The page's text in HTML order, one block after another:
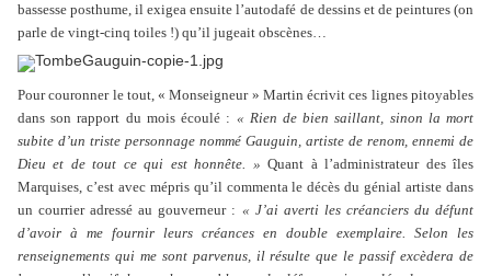
bassesse posthume, il exigea ensuite l’autodafé de dessins et de peintures (on
parle de vingt-cinq toiles !) qu’il jugeait obscènes…
Pour couronner le tout, « Monseigneur » Martin écrivit ces lignes pitoyables
dans son rapport du mois écoulé : « Rien de bien saillant, sinon la mort
subite d’un triste personnage nommé Gauguin, artiste de renom, ennemi de
Dieu et de tout ce qui est honnête. » Quant à l’administrateur des îles
Marquises, c’est avec mépris qu’il commenta le décès du génial artiste dans
un courrier adressé au gouverneur : « J’ai averti les créanciers du défunt
d’avoir à me fournir leurs créances en double exemplaire. Selon les
renseignements qui me sont parvenus, il résulte que le passif excèdera de